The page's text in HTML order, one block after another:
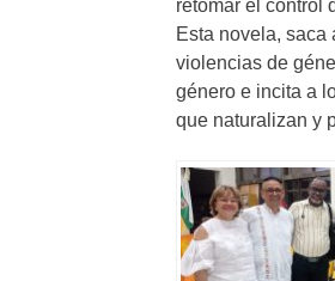
retomar el control
Esta novela, saca
violencias de
género e incita a
que naturalizan y